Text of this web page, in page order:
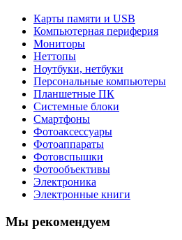
Карты памяти и USB
Компьютерная периферия
Мониторы
Неттопы
Ноутбуки, нетбуки
Персональные компьютеры
Планшетные ПК
Системные блоки
Смартфоны
Фотоаксессуары
Фотоаппараты
Фотовспышки
Фотообъективы
Электроника
Электронные книги
Мы рекомендуем